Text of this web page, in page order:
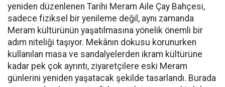
yeniden düzenlenen Tarihi Meram Aile Çay Bahçesi,
sadece fiziksel bir yenileme değil, aynı zamanda
Meram kültürünün yaşatılmasına yönelik önemli bir
adım niteliği taşıyor. Mekânın dokusu korunurken
kullanılan masa ve sandalyelerden ikram kültürüne
kadar pek çok ayrıntı, ziyaretçilere eski Meram
günlerini yeniden yaşatacak şekilde tasarlandı. Burada